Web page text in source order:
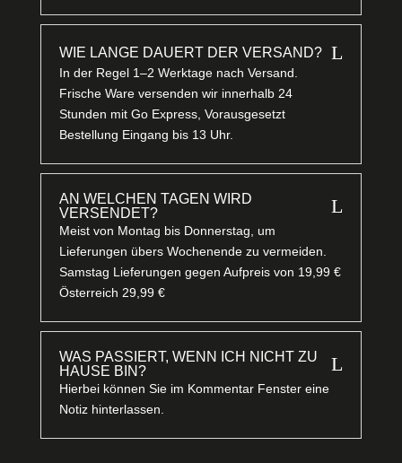
WIE LANGE DAUERT DER VERSAND? L
In der Regel 1–2 Werktage nach Versand.
Frische Ware versenden wir innerhalb 24
Stunden mit Go Express, Vorausgesetzt
Bestellung Eingang bis 13 Uhr.
AN WELCHEN TAGEN WIRD
VERSENDET?
L
Meist von Montag bis Donnerstag, um
Lieferungen übers Wochenende zu vermeiden.
Samstag Lieferungen gegen Aufpreis von 19,99 €
Österreich 29,99 €
WAS PASSIERT, WENN ICH NICHT ZU
HAUSE BIN?
L
Hierbei können Sie im Kommentar Fenster eine
Notiz hinterlassen.